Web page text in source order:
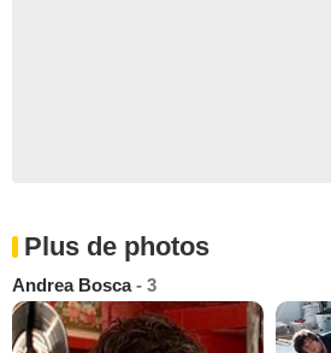
Plus de photos
Andrea Bosca- 3